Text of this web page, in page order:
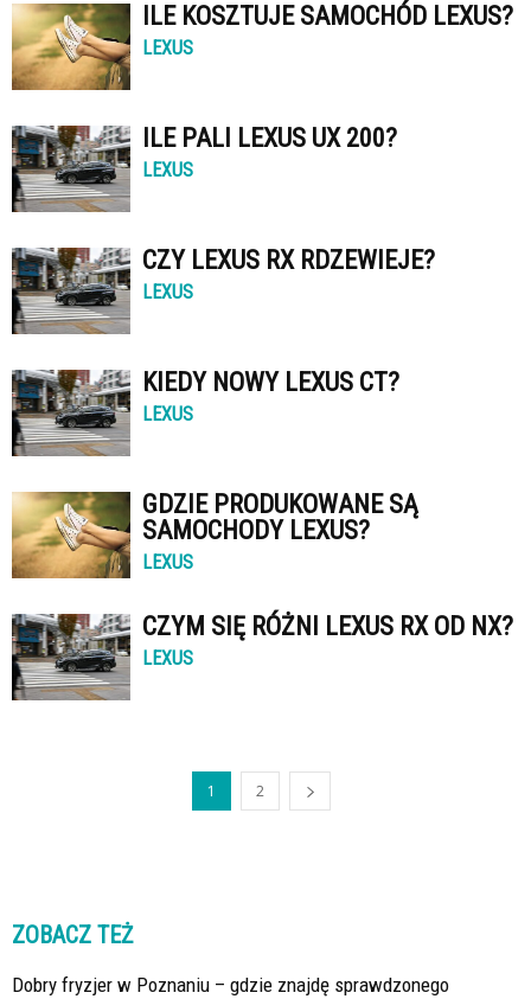
ILE KOSZTUJE SAMOCHÓD LEXUS?
LEXUS
ILE PALI LEXUS UX 200?
LEXUS
CZY LEXUS RX RDZEWIEJE?
LEXUS
KIEDY NOWY LEXUS CT?
LEXUS
GDZIE PRODUKOWANE SĄ
SAMOCHODY LEXUS?
LEXUS
CZYM SIĘ RÓŻNI LEXUS RX OD NX?
LEXUS
1 2
ZOBACZ TEŻ
Dobry fryzjer w Poznaniu – gdzie znajdę sprawdzonego